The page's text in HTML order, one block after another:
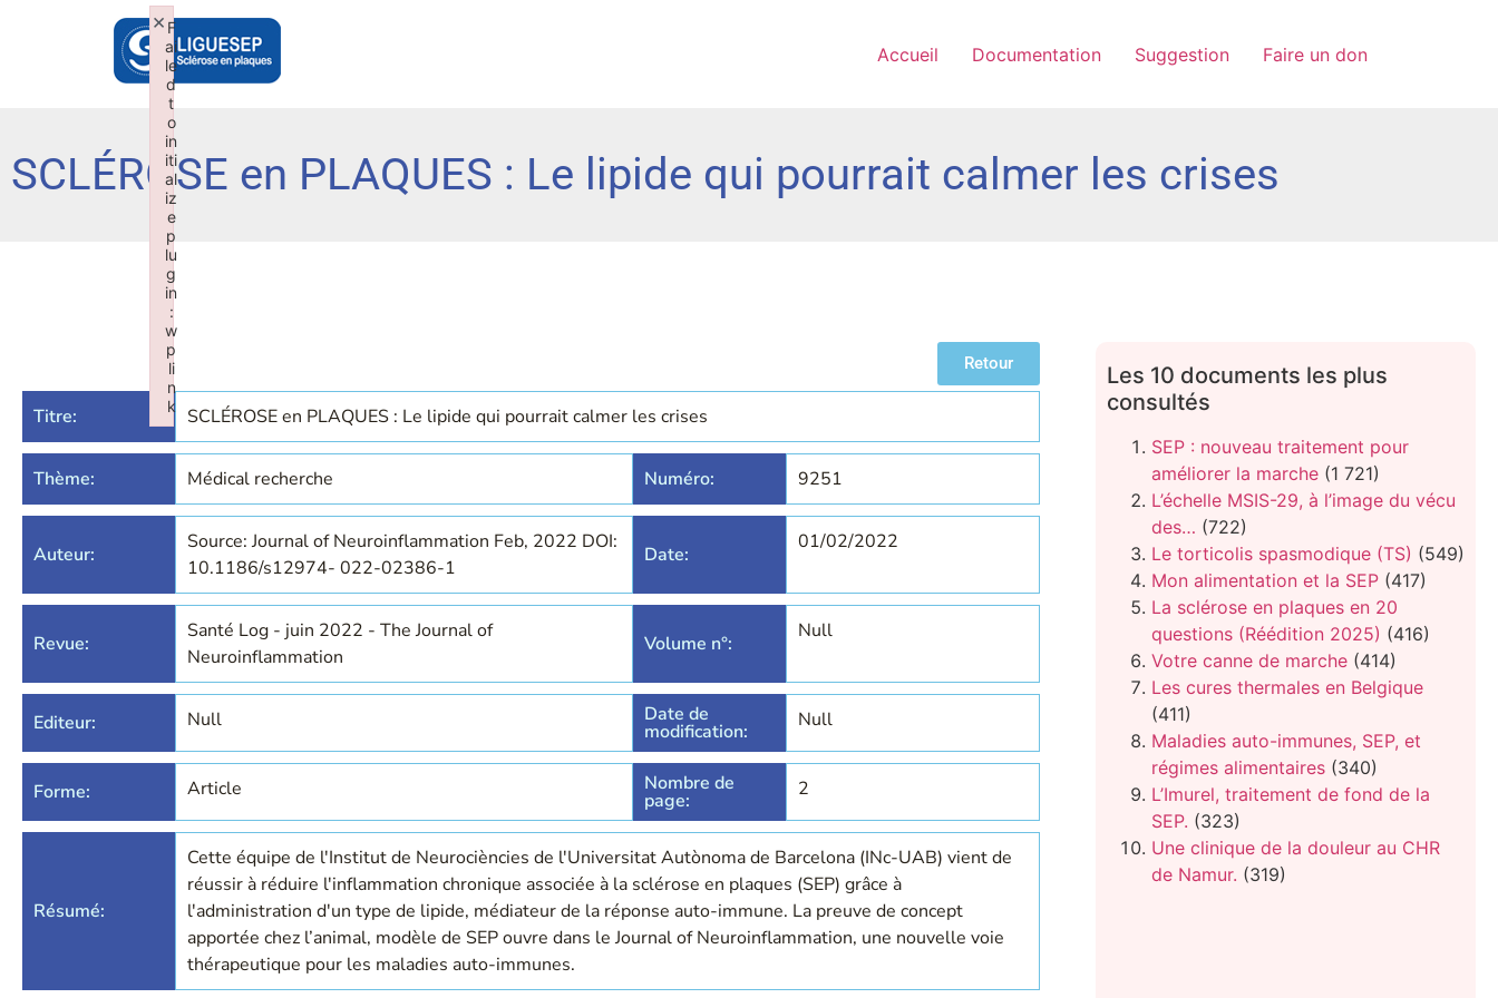
Accueil Documentation Suggestion Faire un don
SCLÉROSE en PLAQUES : Le lipide qui pourrait calmer les crises
Retour
Titre: SCLÉROSE en PLAQUES : Le lipide qui pourrait calmer les crises
Thème: Médical recherche Numéro: 9251
Auteur:
Source: Journal of Neuroinflammation Feb, 2022 DOI:
10.1186/s12974- 022-02386-1
Date:
01/02/2022
Revue:
Santé Log - juin 2022 - The Journal of
Neuroinflammation
Volume n°:
Null
Editeur: Null Date de
modification: Null
Forme: Article Nombre de
page: 2
Résumé:
Cette équipe de l'Institut de Neurociències de l'Universitat Autònoma de Barcelona (INc-UAB) vient de
réussir à réduire l'inflammation chronique associée à la sclérose en plaques (SEP) grâce à
l'administration d'un type de lipide, médiateur de la réponse auto-immune. La preuve de concept
apportée chez l’animal, modèle de SEP ouvre dans le Journal of Neuroinflammation, une nouvelle voie
thérapeutique pour les maladies auto-immunes.
Les 10 documents les plus
consultés
SEP : nouveau traitement pour
améliorer la marche (1 721)
L’échelle MSIS-29, à l’image du vécu
des… (722)
Le torticolis spasmodique (TS) (549)
Mon alimentation et la SEP (417)
La sclérose en plaques en 20
questions (Réédition 2025) (416)
Votre canne de marche (414)
Les cures thermales en Belgique
(411)
Maladies auto-immunes, SEP, et
régimes alimentaires (340)
L’Imurel, traitement de fond de la
SEP. (323)
Une clinique de la douleur au CHR
de Namur. (319)
F
ai
le
d
t
o
in
iti
al
iz
e
p
lu
g
in
:
w
p
li
n
k
×
Failed to initialize plugin: wplink